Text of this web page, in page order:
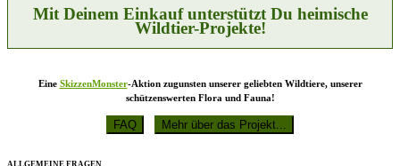
Produktseite
gewählt
werden
Mit Deinem Einkauf unterstützt Du heimische
Wildtier-Projekte!
Eine SkizzenMonster-Aktion zugunsten unserer geliebten Wildtiere, unserer
schützenswerten Flora und Fauna!